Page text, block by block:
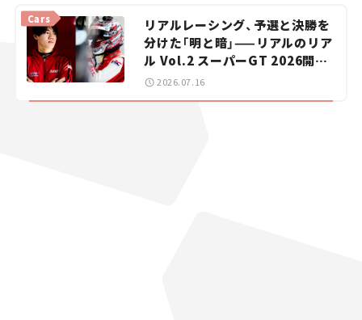
リアルレーシング、予選と決勝を
分けた「明と暗」——リアルのリア
ル Vol.2 スーパーGT 2026開幕
戦 岡山国際サーキット
Cars
2026.07.16